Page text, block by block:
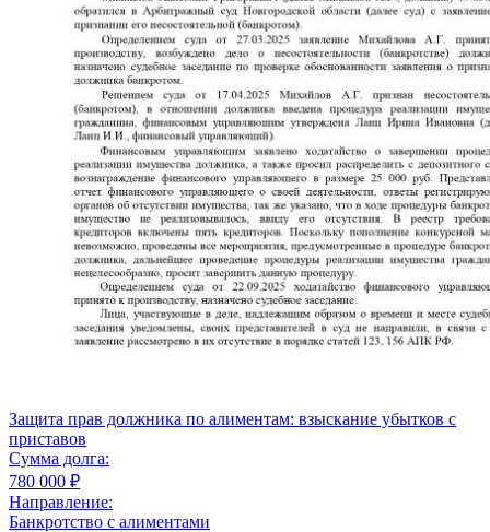
Защита прав должника по алиментам: взыскание убытков с
приставов
Сумма долга:
780 000 ₽
Направление:
Банкротство с алиментами